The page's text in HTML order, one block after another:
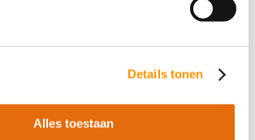
Details tonen
Alles toestaan
nieuwe software of upgraden
van data uit diverse legacy-
en deze te converteren naar
Siemens PLC-omgevingen. Hierbij